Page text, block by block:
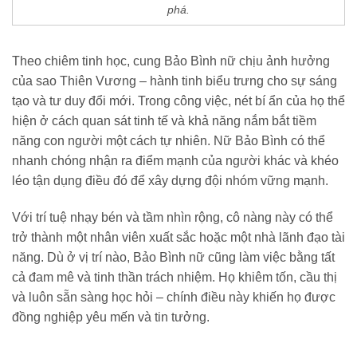
phá.
Theo chiêm tinh học, cung Bảo Bình nữ chịu ảnh hưởng
của sao Thiên Vương – hành tinh biểu trưng cho sự sáng
tạo và tư duy đổi mới. Trong công việc, nét bí ẩn của họ thể
hiện ở cách quan sát tinh tế và khả năng nắm bắt tiềm
năng con người một cách tự nhiên. Nữ Bảo Bình có thể
nhanh chóng nhận ra điểm mạnh của người khác và khéo
léo tận dụng điều đó để xây dựng đội nhóm vững mạnh.
Với trí tuệ nhạy bén và tầm nhìn rộng, cô nàng này có thể
trở thành một nhân viên xuất sắc hoặc một nhà lãnh đạo tài
năng. Dù ở vị trí nào, Bảo Bình nữ cũng làm việc bằng tất
cả đam mê và tinh thần trách nhiệm. Họ khiêm tốn, cầu thị
và luôn sẵn sàng học hỏi – chính điều này khiến họ được
đồng nghiệp yêu mến và tin tưởng.